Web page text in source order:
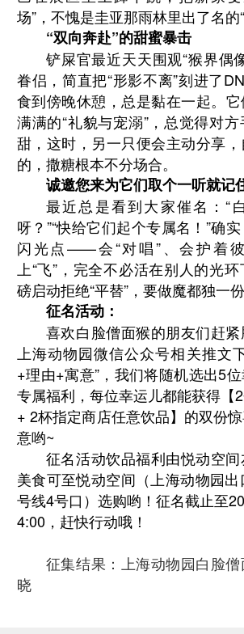
场”，不愧是圭亚那雨林里出了名的“
“双向奔赴”的甜蜜暴击
铲屎官最近天天围观“猴界偶
眷侣，简直把“形影不离”刻进了
食到傍晚休憩，总是黏在一起。
满满的“礼貌与宠溺”，总觉得对
甜，这时，另一只便会主动分享
的，撒糖根本不分场合。
诚邀您来为它们取个一听就记
最近总是看到大家催名：“
呀？”“快给它们起个专属名！”确
闪光点——会“对唱”、会护着
上“飞”，完全不必活在别人的光
磅启动拒绝“平替”，要做魔都独一份
征名活动：
喜欢白脸僧面猴的朋友们赶
上海动物园微信公众号相关推文
+理由+寓意”，我们将随机选出5
专属福利，每位幸运儿都能获得【
+ 2杯指定商店任意饮品】的双份
意哟~
征名活动饮品福利由悦动空
美食可至悦动空间（上海动物园
号线4号口）选购哟！征名截止至
4:00，赶快行动哦！
征集结果：上海动物园白脸
晓